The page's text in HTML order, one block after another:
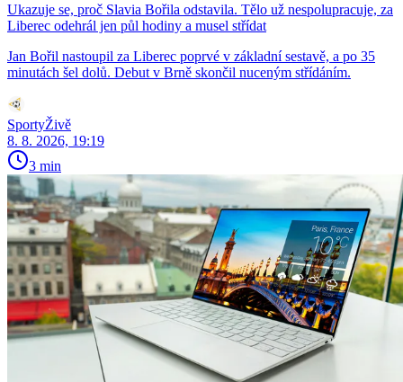
Ukazuje se, proč Slavia Bořila odstavila. Tělo už nespolupracuje, za
Liberec odehrál jen půl hodiny a musel střídat
Jan Bořil nastoupil za Liberec poprvé v základní sestavě, a po 35
minutách šel dolů. Debut v Brně skončil nuceným střídáním.
SportyŽivě
8. 8. 2026, 19:19
3 min